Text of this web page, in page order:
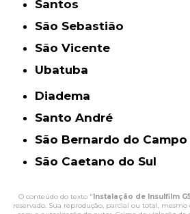
Santos
São Sebastião
São Vicente
Ubatuba
Diadema
Santo André
São Bernardo do Campo
São Caetano do Sul
O conteúdo do texto " Instalação de Insulfilm
reservado. Sua reprodução, parcial ou total,